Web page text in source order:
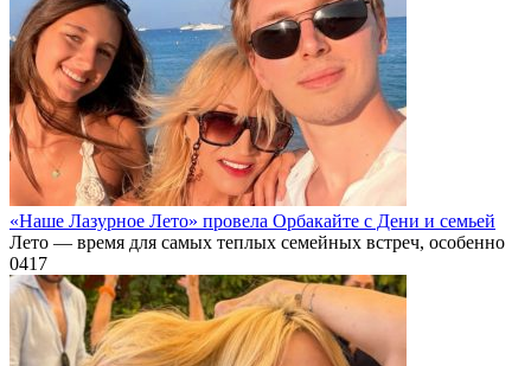
«Наше Лазурное Лето» провела Орбакайте с Дени и семьей
Лето — время для самых теплых семейных встреч, особенно
0417